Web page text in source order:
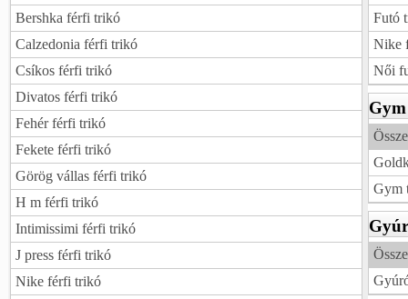
Bershka férfi trikó
Calzedonia férfi trikó
Csíkos férfi trikó
Divatos férfi trikó
Fehér férfi trikó
Fekete férfi trikó
Görög vállas férfi trikó
H m férfi trikó
Intimissimi férfi trikó
J press férfi trikó
Nike férfi trikó
Futó
Nike
Női
Gym
Gym